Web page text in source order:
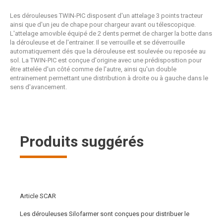
Les dérouleuses TWIN-PIC disposent d'un attelage 3 points tracteur
ainsi que d'un jeu de chape pour chargeur avant ou télescopique.
L'attelage amovible équipé de 2 dents permet de charger la botte dans
la dérouleuse et de l'entrainer. Il se verrouille et se déverrouille
automatiquement dés que la dérouleuse est soulevée ou reposée au
sol. La TWIN-PIC est conçue d'origine avec une prédisposition pour
être attelée d'un côté comme de l'autre, ainsi qu'un double
entrainement permettant une distribution à droite ou à gauche dans le
sens d'avancement.
Produits suggérés
Article SCAR
Les dérouleuses Silofarmer sont conçues pour distribuer le